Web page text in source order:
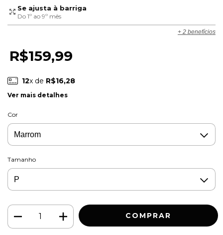
Se ajusta à barriga
Do 1º ao 9º mês
+ 2 benefícios
R$159,99
12x de R$16,28
Ver mais detalhes
Cor
Tamanho